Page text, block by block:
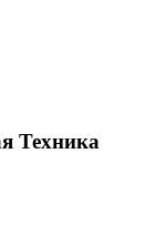
Техника